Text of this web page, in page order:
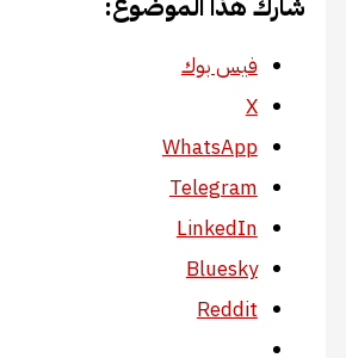
فيس بوك
X
WhatsApp
Telegram
LinkedIn
Bluesky
Reddit